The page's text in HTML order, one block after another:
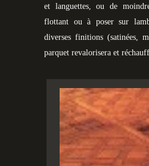
et languettes, ou de
flottant ou à poser sur
diverses finitions (satinées,
parquet revalorisera et